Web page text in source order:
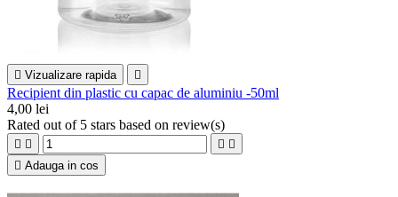
 Vizualizare rapida 
Recipient din plastic cu capac de aluminiu -50ml
4,00 lei
Rated out of 5 stars based on review(s)
   
 Adauga in cos